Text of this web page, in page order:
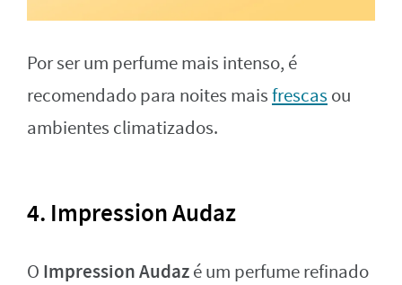
Por ser um perfume mais intenso, é
recomendado para noites maisfrescas ou
ambientes climatizados.
4. Impression Audaz
O Impression Audazé um perfume refinado